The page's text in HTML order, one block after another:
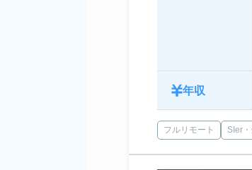
年収
フルリモート SIer